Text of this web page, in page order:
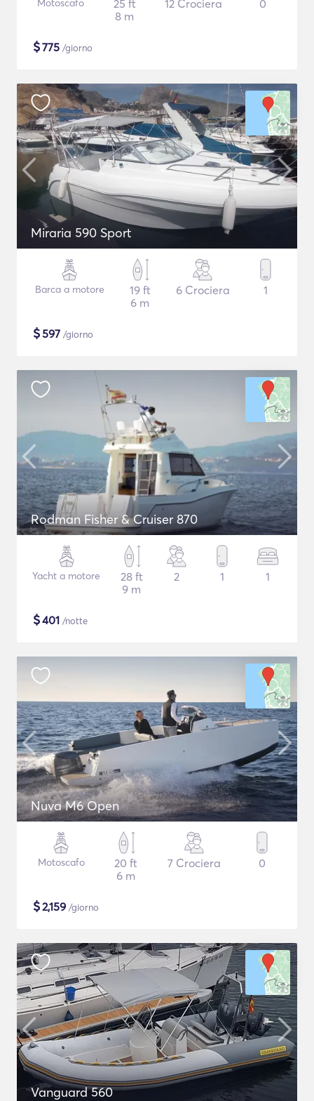
Motoscafo
25 ft
8 m
12 Crociera 0
$775 /giorno
Miraria 590 Sport
Barca a motore
19 ft
6 m
6 Crociera 1
$597 /giorno
Rodman Fisher & Cruiser 870
Yacht a motore
28 ft
9 m
2 1 1
$401 /notte
Nuva M6 Open
Motoscafo
20 ft
6 m
7 Crociera 0
$2,159 /giorno
Vanguard 560